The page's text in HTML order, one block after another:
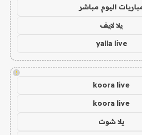
اليوم مباشر
يلا لايف
yalla live
!
koora live
koora live
يلا شوت